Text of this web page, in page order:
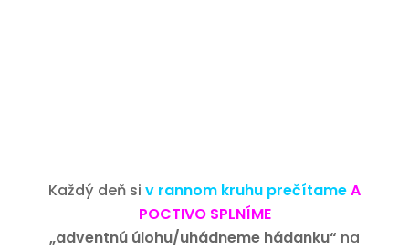
Každý deň si v rannom kruhu prečítameA
POCTIVO SPLNÍME
„adventnú úlohu/uhádneme hádanku“ na